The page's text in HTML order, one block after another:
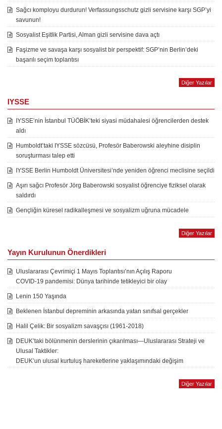
Sağcı komployu durdurun! Verfassungsschutz gizli servisine karşı SGP’yi
savunun!
Sosyalist Eşitlik Partisi, Alman gizli servisine dava açtı
Faşizme ve savaşa karşı sosyalist bir perspektif: SGP’nin Berlin’deki
başarılı seçim toplantısı
Diğer Yazılar
IYSSE
IYSSE’nin İstanbul TÜÖBİK’teki siyasi müdahalesi öğrencilerden destek
aldı
Humboldt’taki IYSSE sözcüsü, Profesör Baberowski aleyhine disiplin
soruşturması talep etti
IYSSE Berlin Humboldt Üniversitesi’nde yeniden öğrenci meclisine seçildi
Aşırı sağcı Profesör Jörg Baberowski sosyalist öğrenciye fiziksel olarak
saldırdı
Gençliğin küresel radikalleşmesi ve sosyalizm uğruna mücadele
Diğer Yazılar
Yayın Kurulunun Önerdikleri
Uluslararası Çevrimiçi 1 Mayıs Toplantısı’nın Açılış Raporu
COVID-19 pandemisi: Dünya tarihinde tetikleyici bir olay
Lenin 150 Yaşında
Beklenen İstanbul depreminin arkasında yatan sınıfsal gerçekler
Halil Çelik: Bir sosyalizm savaşçısı (1961-2018)
DEUK’taki bölünmenin derslerinin çıkarılması—Uluslararası Strateji ve
Ulusal Taktikler:
DEUK’un ulusal kurtuluş hareketlerine yaklaşımındaki değişim
Diğer Yazılar